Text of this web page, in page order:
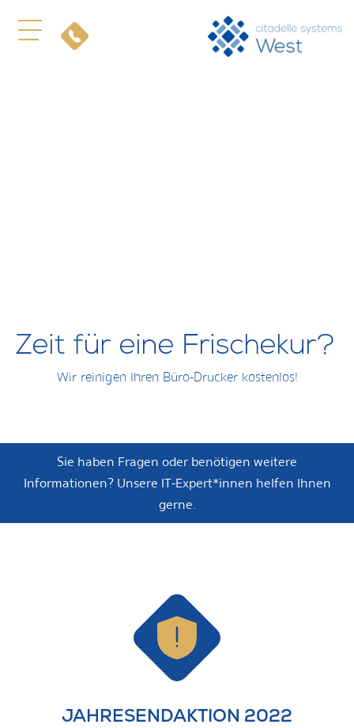
Zeit für eine Frischekur?
Wir reinigen Ihren Büro-Drucker kostenlos!
Sie haben Fragen oder benötigen weitere
Informationen? Unsere IT-Expert*innen helfen Ihnen
gerne.
JAHRESENDAKTION 2022